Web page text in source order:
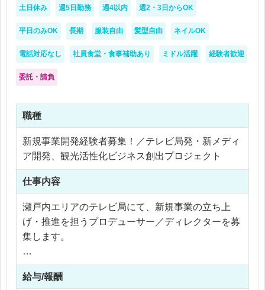
土日休み 週5日勤務 週4以内 週2・3日からOK
平日のみOK 長期 服装自由 髪型自由 ネイルOK
電話対応なし 社員食堂・食事補助あり ミドル活躍 経験者歓迎
委託・請負
職種
新規事業開発経験者募集！／テレビ局発・新メディ
ア開発、観光活性化ビジネス創出プロジェクト
仕事内容
瀬戸内エリアのテレビ局にて、新規事業の立ち上
げ・推進を担うプロデューサー／ディレクターを募
集します。
勤務先はテレビ局ですが、今回お任せしたいのは番
組制作や放送業務ではありません。
給与/報酬